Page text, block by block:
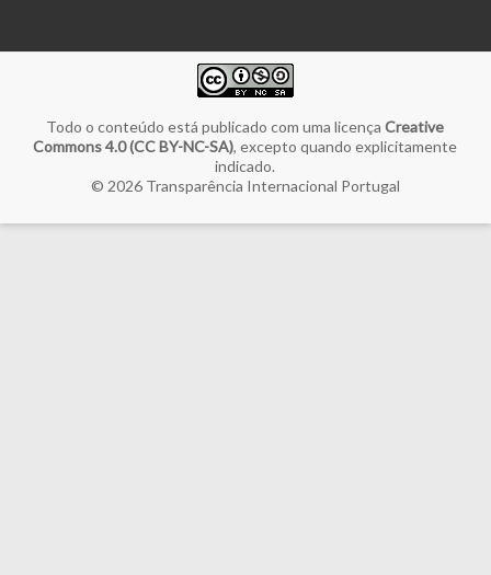
Todo o conteúdo está publicado com uma licençaCreative
Commons 4.0 (CC BY-NC-SA), excepto quando explicitamente
indicado.
© 2026 Transparência Internacional Portugal